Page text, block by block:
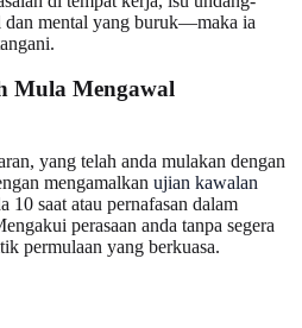
dan mental yang buruk—maka ia
Mula Mengawal
yang telah anda mulakan dengan
mengamalkan ujian kawalan
10 saat atau pernafasan dalam
perasaan anda tanpa segera
permulaan yang berkuasa.